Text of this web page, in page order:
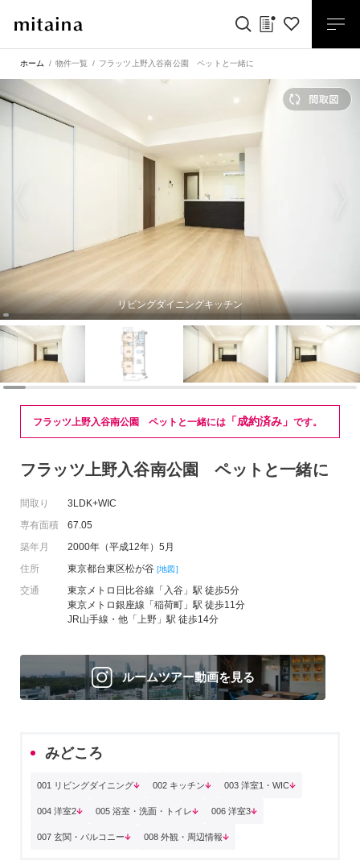
ホーム 物件一覧 フラッツ上野入谷南公園 ペットと一緒に
リビングダイニングキッチン
フラッツ上野入谷南公園 ペットと一緒には 「成約済み」 です。
フラッツ上野入谷南公園 ペットと一緒に
間取り
3LDK+WIC
専有面積
67.05
築年月
2000年（平成12年）5月
住所
東京都台東区松が谷 [地図]
交通
東京メトロ日比谷線「入谷」駅 徒歩5分
東京メトロ銀座線「稲荷町」駅 徒歩11分
JR山手線・他「上野」駅 徒歩14分
ルームツアー動画を見る
みどころ
001 リビングダイニング 002 キッチン 003 洋室1・WIC
004 洋室2 005 浴室・洗面・トイレ 006 洋室3
007 玄関・バルコニー 008 外観・周辺情報